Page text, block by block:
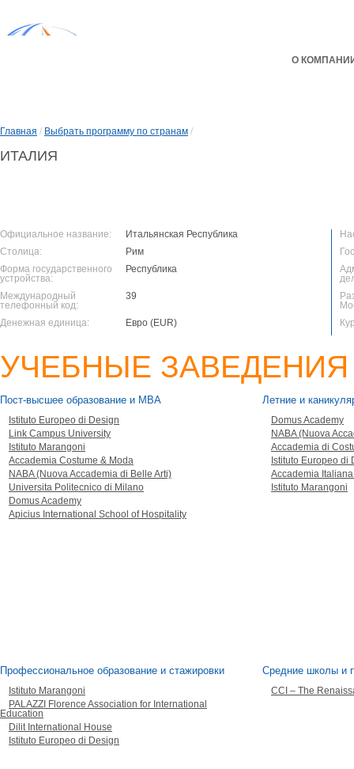
О
Главная / Выбрать программу по странам /
ИТАЛИЯ
Официальное название: Итальянская Республика
Столица:
Рим
Форма государственного
устройства:
Республика
Международный
телефонный код:
39
Денежная единица:
Евро (EUR)
УЧЕБНЫЕ ЗАВЕДЕНИЯ
Пост-высшее образование и MBA
Istituto Europeo di Design
Link Campus University
Istituto Marangoni
Accademia Costume & Moda
NABA (Nuova Accademia di Belle Arti)
Universita Politecnico di Milano
Domus Academy
Apicius International School of Hospitality
Летние и
Domus Academy
NABA (Nuova
Accademia di
Istituto Europeo di
Accademia
Istituto Marangoni
Профессиональное образование и стажировки
Istituto Marangoni
PALAZZI Florence Association for International
Education
Dilit International House
Istituto Europeo di Design
Средние школы и
CCI – The